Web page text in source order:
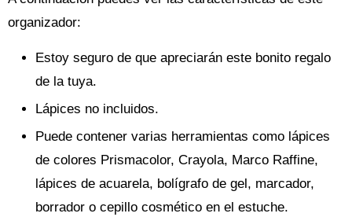
organizador:
Estoy seguro de que apreciarán este bonito regalo
de la tuya.
Lápices no incluidos.
Puede contener varias herramientas como lápices
de colores Prismacolor, Crayola, Marco Raffine,
lápices de acuarela, bolígrafo de gel, marcador,
borrador o cepillo cosmético en el estuche.